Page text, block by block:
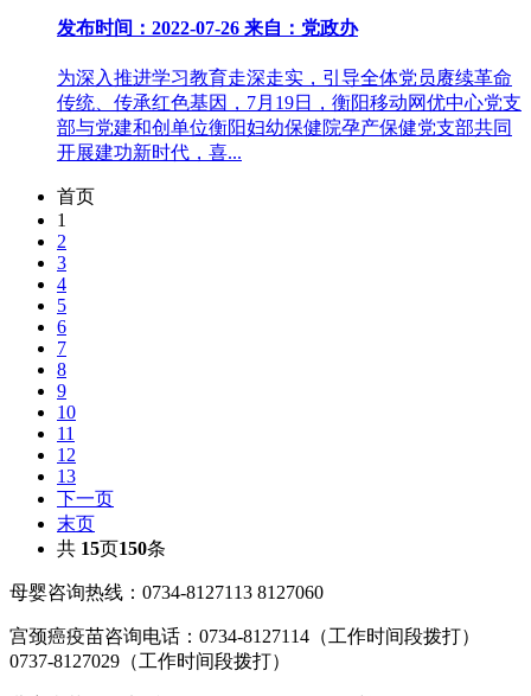
发布时间：2022-07-26 来自：党政办
为深入推进学习教育走深走实，引导全体党员赓续革命
传统、传承红色基因，7月19日，衡阳移动网优中心党支
部与党建和创单位衡阳妇幼保健院孕产保健党支部共同
开展建功新时代，喜...
首页
1
2
3
4
5
6
7
8
9
10
11
12
13
下一页
末页
共 15页150条
母婴咨询热线：0734-8127113 8127060
宫颈癌疫苗咨询电话：0734-8127114（工作时间段拨打）
0737-8127029（工作时间段拨打）